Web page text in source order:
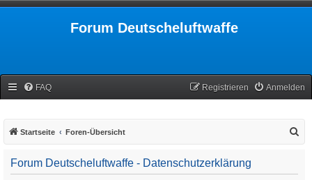
Forum Deutscheluftwaffe
FAQ Anmelden
Registrieren
Startseite Foren-Übersicht
Forum Deutscheluftwaffe - Datenschutzerklärung